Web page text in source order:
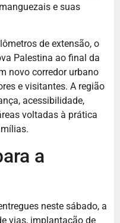
e suas
de extensão, o
Palestina ao final da
novo corredor urbano
e visitantes. A região
acessibilidade,
voltadas à prática
a
neste sábado, a
vias, implantação de